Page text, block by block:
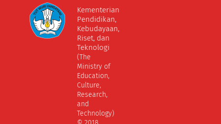
Kementerian
Pendidikan,
Kebudayaan,
Riset, dan
Teknologi
(The
Ministry of
Education,
Culture,
Research,
and
Technology)